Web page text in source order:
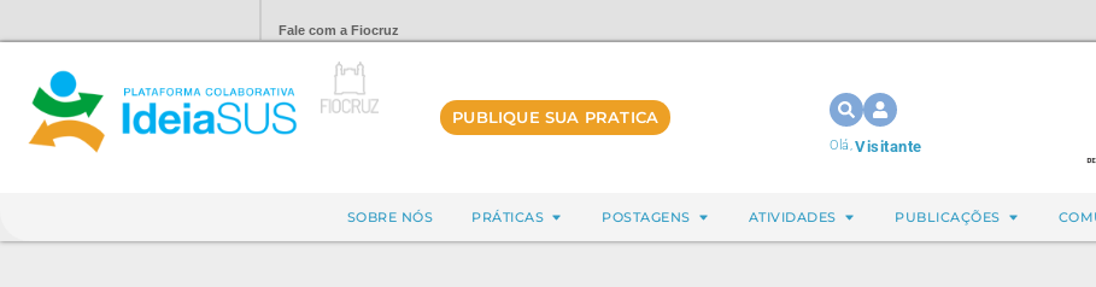
Fale com a Fiocruz
PUBLIQUE SUA PRATICA
Olá,Visitante
SOBRE NÓS PRÁTICAS POSTAGENS ATIVIDADES PUBLICAÇÕES